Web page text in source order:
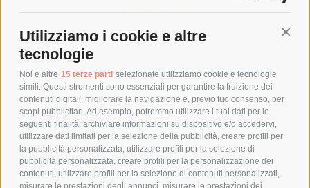
Utilizziamo i cookie e altre
tecnologie
Noi e altre 15 terze parti selezionate utilizziamo cookie e tecnologie
simili. Questi strumenti sono essenziali per garantire la fruizione dei
contenuti digitali, migliorare la navigazione e, previo tuo consenso, per
scopi pubblicitari. Ad esempio, potremmo utilizzare i tuoi dati per le
seguenti finalità: archiviare informazioni su dispositivo e/o accedervi,
utilizzare dati limitati per la selezione della pubblicità, creare profili per
la pubblicità personalizzata, utilizzare profili per la selezione di
pubblicità personalizzata, creare profili per la personalizzazione dei
contenuti, utilizzare profili per la selezione di contenuti personalizzati,
SPEDIZIONI
COSTI DI SPEDIZIONE
POLITICA DI RESO
POLICY
PRIVACY POLICY
COOKIE POLICY
PAGAMENTI SICURI